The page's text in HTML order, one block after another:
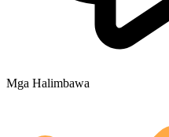
Mga Halimbawa